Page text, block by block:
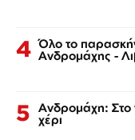
4 Όλο το
Ανδρομάχης -
5 Ανδρομάχη: Στο
χέρι